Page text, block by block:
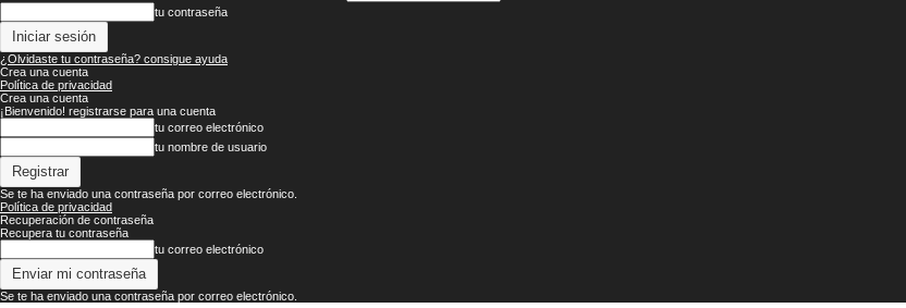
tu contraseña
¿Olvidaste tu contraseña? consigue ayuda
Crea una cuenta
Política de privacidad
Crea una cuenta
¡Bienvenido! registrarse para una cuenta
tu correo electrónico
tu nombre de usuario
Se te ha enviado una contraseña por correo electrónico.
Política de privacidad
Recuperación de contraseña
Recupera tu contraseña
tu correo electrónico
Se te ha enviado una contraseña por correo electrónico.